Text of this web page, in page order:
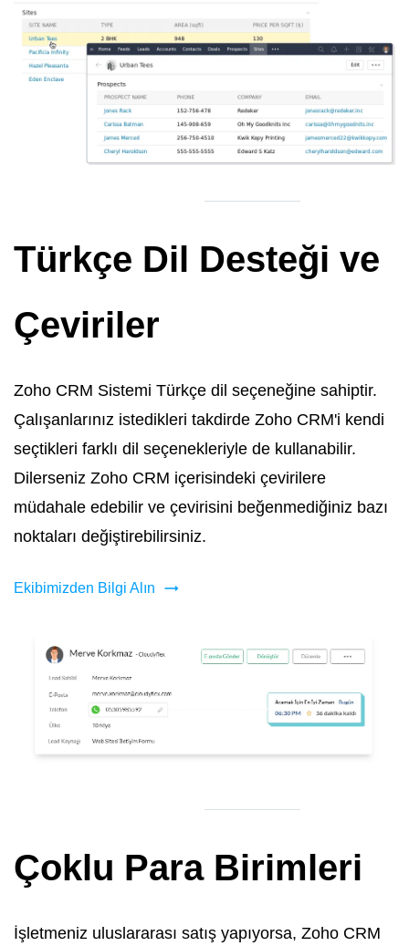
Türkçe Dil Desteği ve
Çeviriler
Zoho CRM Sistemi Türkçe dil seçeneğine sahiptir.
Çalışanlarınız istedikleri takdirde Zoho CRM'i kendi
seçtikleri farklı dil seçenekleriyle de kullanabilir.
Dilerseniz Zoho CRM içerisindeki çevirilere
müdahale edebilir ve çevirisini beğenmediğiniz bazı
noktaları değiştirebilirsiniz.
Ekibimizden Bilgi Alın
Çoklu Para Birimleri
İşletmeniz uluslararası satış yapıyorsa, Zoho CRM